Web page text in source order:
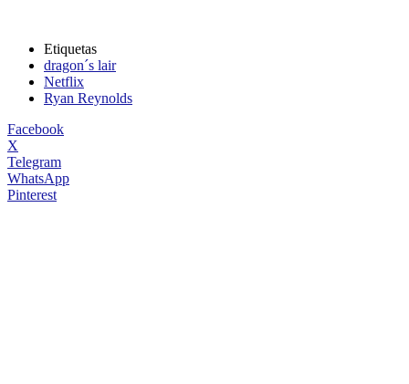
Etiquetas
dragon´s lair
Netflix
Ryan Reynolds
Facebook
X
Telegram
WhatsApp
Pinterest